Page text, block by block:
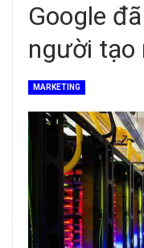
Google
người tạo
MARKETING